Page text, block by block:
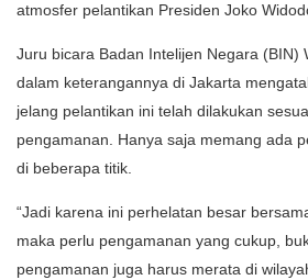
atmosfer pelantikan Presiden Joko
Juru bicara Badan Intelijen Negara (BIN)
dalam keterangannya di Jakarta
jelang pelantikan ini telah dilakukan
pengamanan. Hanya saja memang ada
di beberapa titik.
“Jadi karena ini perhelatan besar
maka perlu pengamanan yang cukup,
pengamanan juga harus merata di